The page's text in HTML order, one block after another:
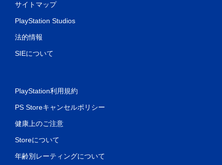
サイトマップ
PlayStation Studios
法的情報
SIEについて
PlayStation利用規約
PS Storeキャンセルポリシー
健康上のご注意
Storeについて
年齢別レーティングについて